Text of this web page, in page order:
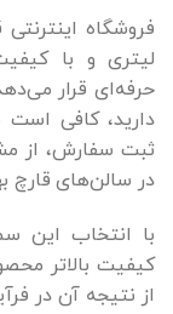
فروشگاه
لیتری و با
حرفه‌ای قرار
دارید، کافی است
ثبت سفارش، از
در سالن‌های قارچ
با انتخاب این
کیفیت بالاتر
از نتیجه آن در